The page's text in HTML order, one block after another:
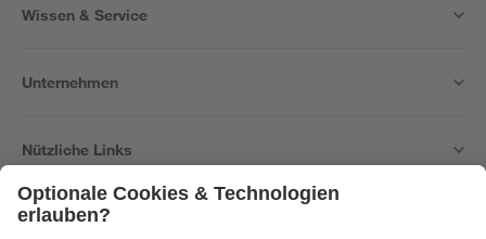
Wissen & Service
Unternehmen
Nützliche Links